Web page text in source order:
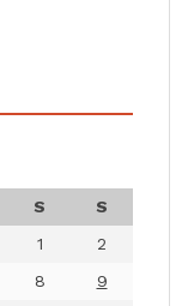
S
S
1
2
8
9